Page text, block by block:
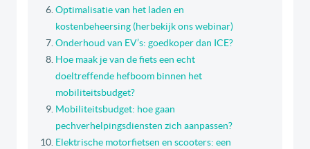
Optimalisatie van het laden en
kostenbeheersing (herbekijk ons webinar)
Onderhoud van EV’s: goedkoper dan ICE?
Hoe maak je van de fiets een echt
doeltreffende hefboom binnen het
mobiliteitsbudget?
Mobiliteitsbudget: hoe gaan
pechverhelpingsdiensten zich aanpassen?
Elektrische motorfietsen en scooters: een